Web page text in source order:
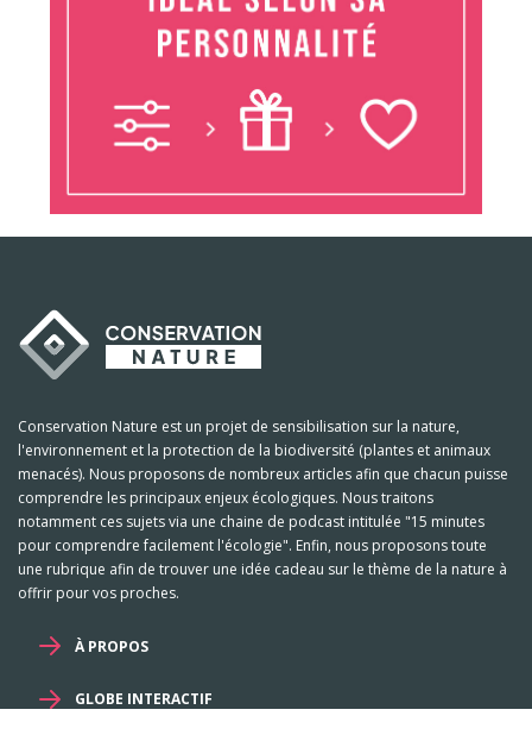
Conservation Nature est un projet de sensibilisation sur la nature,
l'environnement et la protection de la biodiversité (plantes et animaux
menacés). Nous proposons de nombreux articles afin que chacun puisse
comprendre les principaux enjeux écologiques. Nous traitons
notamment ces sujets via une chaine de podcast intitulée "15 minutes
pour comprendre facilement l'écologie". Enfin, nous proposons toute
une rubrique afin de trouver une idée cadeau sur le thème de la nature à
offrir pour vos proches.
À PROPOS
GLOBE INTERACTIF